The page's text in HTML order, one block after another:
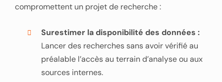
compromettent un projet de recherche :
Surestimer la disponibilité des données :
Lancer des recherches sans avoir vérifié au
préalable l’accès au terrain d’analyse ou aux
sources internes.